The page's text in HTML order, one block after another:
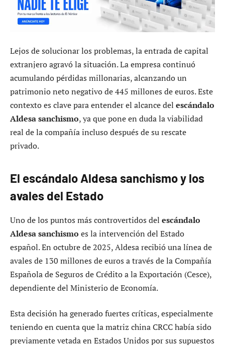
Lejos de solucionar los problemas, la entrada de capital
extranjero agravó la situación. La empresa continuó
acumulando pérdidas millonarias, alcanzando un
patrimonio neto negativo de 445 millones de euros. Este
contexto es clave para entender el alcance del escándalo
Aldesa sanchismo, ya que pone en duda la viabilidad
real de la compañía incluso después de su rescate
privado.
El escándalo Aldesa sanchismo y los
avales del Estado
Uno de los puntos más controvertidos del escándalo
Aldesa sanchismo es la intervención del Estado
español. En octubre de 2025, Aldesa recibió una línea de
avales de 130 millones de euros a través de la Compañía
Española de Seguros de Crédito a la Exportación (Cesce),
dependiente del Ministerio de Economía.
Esta decisión ha generado fuertes críticas, especialmente
teniendo en cuenta que la matriz china CRCC había sido
previamente vetada en Estados Unidos por sus supuestos